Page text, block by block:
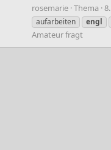
rosemarie Thema
aufarbeiten
engl
Amateur fragt